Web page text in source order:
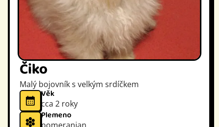
Čiko
Malý bojovník s velkým srdíčkem
Věk
cca 2 roky
Plemeno
pomeranian